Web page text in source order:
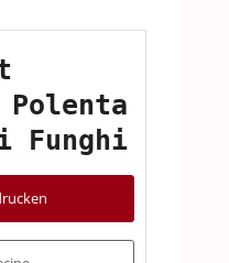
Funghi